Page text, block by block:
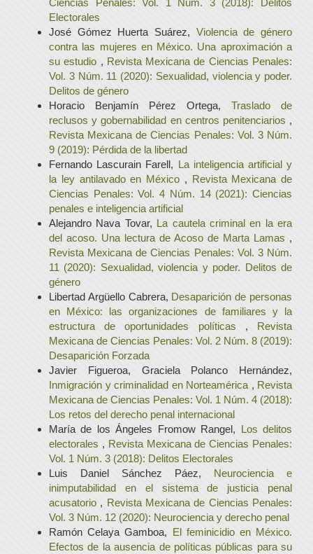
Ciencias Penales: Vol. 1 Núm. 3 (2018): Delitos
Electorales
José Gómez Huerta Suárez, Violencia de género
contra las mujeres en México. Una aproximación a
su estudio , Revista Mexicana de Ciencias Penales:
Vol. 3 Núm. 11 (2020): Sexualidad, violencia y poder.
Delitos de género
Horacio Benjamín Pérez Ortega, Traslado de
reclusos y gobernabilidad en centros penitenciarios ,
Revista Mexicana de Ciencias Penales: Vol. 3 Núm.
9 (2019): Pérdida de la libertad
Fernando Lascurain Farell, La inteligencia artificial y
la ley antilavado en México , Revista Mexicana de
Ciencias Penales: Vol. 4 Núm. 14 (2021): Ciencias
penales e inteligencia artificial
Alejandro Nava Tovar, La cautela criminal en la era
del acoso. Una lectura de Acoso de Marta Lamas ,
Revista Mexicana de Ciencias Penales: Vol. 3 Núm.
11 (2020): Sexualidad, violencia y poder. Delitos de
género
Libertad Argüello Cabrera, Desaparición de personas
en México: las organizaciones de familiares y la
estructura de oportunidades políticas , Revista
Mexicana de Ciencias Penales: Vol. 2 Núm. 8 (2019):
Desaparición Forzada
Javier Figueroa, Graciela Polanco Hernández,
Inmigración y criminalidad en Norteamérica , Revista
Mexicana de Ciencias Penales: Vol. 1 Núm. 4 (2018):
Los retos del derecho penal internacional
María de los Ángeles Fromow Rangel, Los delitos
electorales , Revista Mexicana de Ciencias Penales:
Vol. 1 Núm. 3 (2018): Delitos Electorales
Luis Daniel Sánchez Páez, Neurociencia e
inimputabilidad en el sistema de justicia penal
acusatorio , Revista Mexicana de Ciencias Penales:
Vol. 3 Núm. 12 (2020): Neurociencia y derecho penal
Ramón Celaya Gamboa, El feminicidio en México.
Efectos de la ausencia de políticas públicas para su